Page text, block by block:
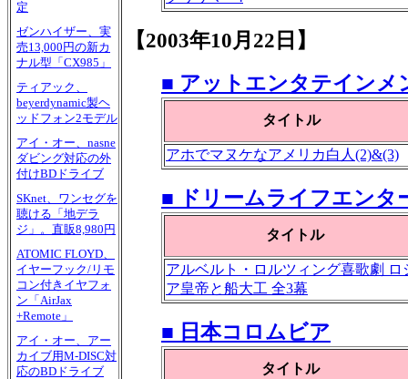
定
ゼンハイザー、実
売13,000円の新カ
ナル型「CX985」
ティアック、
beyerdynamic製ヘ
ッドフォン2モデル
アイ・オー、nasne
ダビング対応の外
付けBDドライブ
SKnet、ワンセグを
聴ける「地デラ
ジ」。直販8,980円
ATOMIC FLOYD、
イヤーフック/リモ
コン付きイヤフォ
ン「AirJax
+Remote」
アイ・オー、アー
カイブ用M-DISC対
応のBDドライブ
【2003年10月22日】
■ アットエンタテインメ
タイトル
アホでマヌケなアメリカ白人(2)&(3)
■ ドリームライフエンタ
タイトル
アルベルト・ロルツィング喜歌劇 ロ
ア皇帝と船大工 全3幕
■ 日本コロムビア
タイトル